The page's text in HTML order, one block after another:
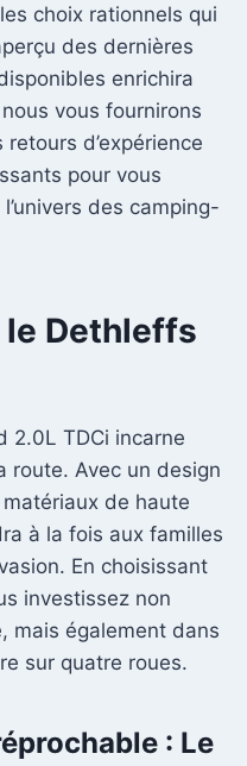
choix rationnels qui
des dernières
enrichira
vous fournirons
d’expérience
pour vous
des camping-
Dethleffs
2.0L TDCi incarne
route. Avec un design
de haute
à la fois aux familles
En choisissant
investissez non
mais également dans
sur quatre roues.
: Le